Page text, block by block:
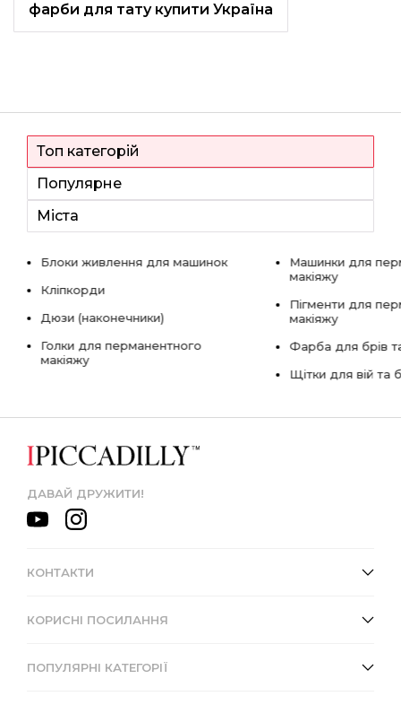
фарби для тату купити Україна
Топ категорій
Популярне
Міста
Блоки живлення для машинок
Кліпкорди
Дюзи (наконечники)
Голки для перманентного
макіяжу
Машинки для
макіяжу
Пігменти для
макіяжу
Фарба для брів
Щітки для вій та
ДАВАЙ ДРУЖИТИ!
КОНТАКТИ
КОРИСНІ ПОСИЛАННЯ
ПОПУЛЯРНІ КАТЕГОРІЇ